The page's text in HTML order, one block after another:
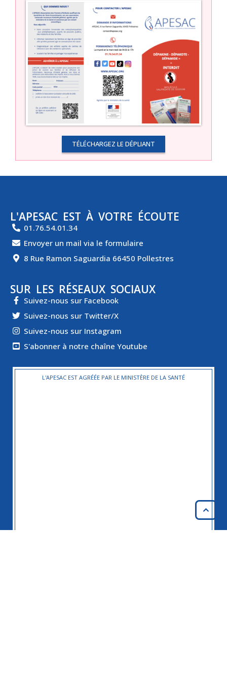
TÉLÉCHARGEZ LE DÉPLIANT
L'APESAC EST À VOTRE ÉCOUTE
01.76.54.01.34
Envoyer un mail via le formulaire
8 Rue Ramon Saguardia 66450 Pollestres
SUR LES RÉSEAUX SOCIAUX
Suivez-nous sur Facebook
Suivez-nous sur Twitter/X
Suivez-nous sur Instagram
S'abonner à notre chaîne Youtube
L'APESAC EST AGRÉÉE PAR LE MINISTÈRE DE LA SANTÉ